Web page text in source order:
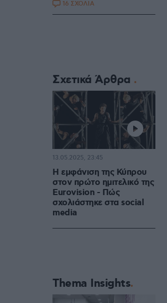
16 ΣΧΟΛΙΑ
Σχετικά Άρθρα
Η εμφάνιση της Κύπρου
στον πρώτο ημιτελικό της
Eurovision - Πώς
σχολιάστηκε στα social
media
13.05.2025, 23:45
Thema Insights